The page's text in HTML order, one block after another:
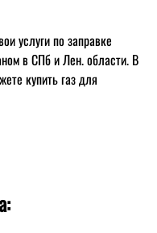
услуги по заправке
в СПб и Лен. области. В
купить газ для